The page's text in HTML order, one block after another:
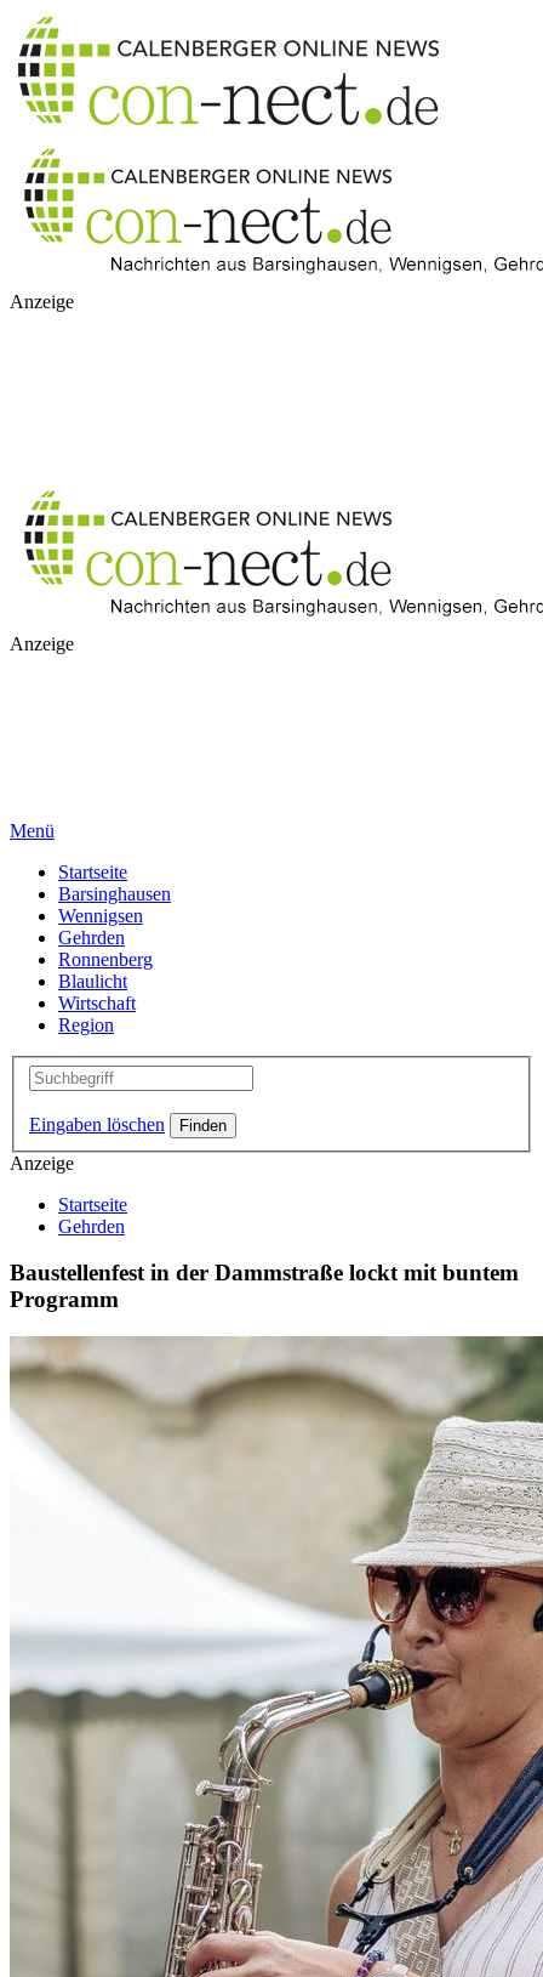
Anzeige
Anzeige
Menü
Startseite
Barsinghausen
Wennigsen
Gehrden
Ronnenberg
Blaulicht
Wirtschaft
Region
Eingaben löschen
Anzeige
Startseite
Gehrden
Baustellenfest in der Dammstraße lockt mit buntem
Programm